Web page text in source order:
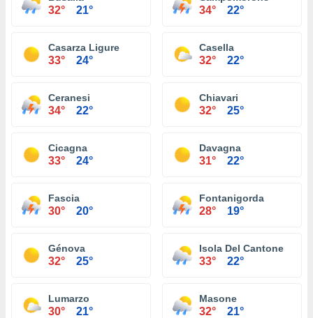
32° 21° 34° 22°
Casarza Ligure
33° 24°
Casella
32° 22°
Ceranesi
34° 22°
Chiavari
32° 25°
Cicagna
33° 24°
Davagna
31° 22°
Fascia
30° 20°
Fontanigorda
28° 19°
Génova
32° 25°
Isola Del Cantone
33° 22°
Lumarzo
30° 21°
Masone
32° 21°